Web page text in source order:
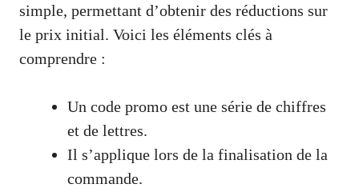
simple, permettant d’obtenir des réductions sur
le prix initial. Voici les éléments clés à
comprendre :
Un code promo est une série de chiffres
et de lettres.
Il s’applique lors de la finalisation de la
commande.